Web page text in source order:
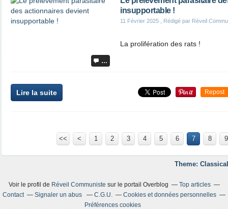
…
insupportable !
11 Février 2025 , Rédigé par Réveil
La prolifération des rats !
Lire la suite Repost
<< < 1 2 3 4 5 6 7 8 9
Theme:
Voir le profil de Réveil Communiste sur le portail Overblog
Top articles
Contact
Signaler un abus C.G.U.
Cookies et données personnelles
Préférences cookies